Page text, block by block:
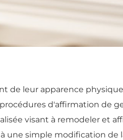
de leur apparence
d'affirmation de
visant à remodeler et
simple modification de